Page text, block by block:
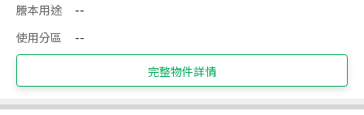
謄本用途
--
使用分區
--
完整物件詳情